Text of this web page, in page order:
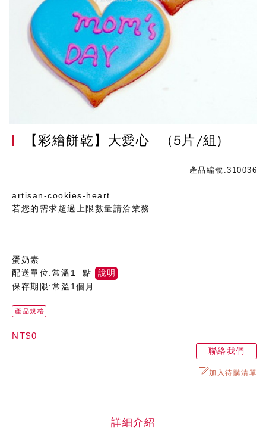
【彩繪餅乾】大愛心 (5片/組)
產品編號:310036
artisan-cookies-heart
若您的需求超過上限數量請洽業務
蛋奶素
配送單位:常溫1 點
說明
保存期限:常溫1個月
產品規格
NT$0
聯絡我們
加入待購清單
詳細介紹